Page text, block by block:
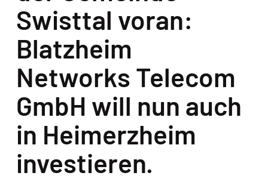
Swisttal voran:
Blatzheim
Networks Telecom
GmbH will nun auch
in Heimerzheim
investieren.